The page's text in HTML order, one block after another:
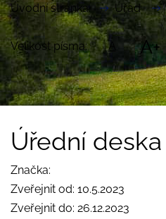
Úvodní stránka Úřad
Velikost písma: A A+
Úřední deska
Značka:
Zveřejnit od: 10.5.2023
Zveřejnit do: 26.12.2023